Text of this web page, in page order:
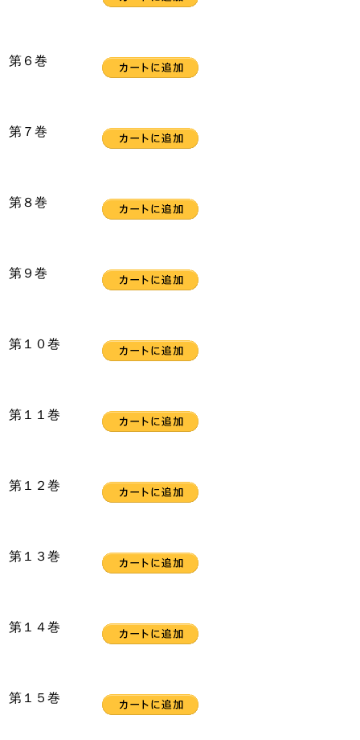
第６巻
第７巻
第８巻
第９巻
第１０巻
第１１巻
第１２巻
第１３巻
第１４巻
第１５巻